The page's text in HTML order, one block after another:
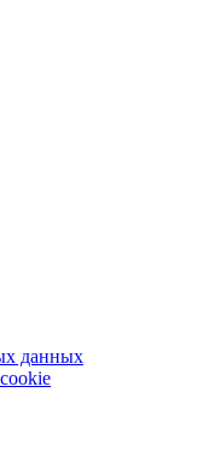
данных